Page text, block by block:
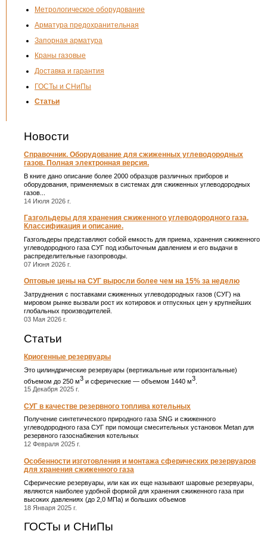
Метрологическое оборудование
Арматура предохранительная
Запорная арматура
Краны газовые
Доставка и гарантия
ГОСТы и СНиПы
Статьи
Новости
Справочник. Оборудование для сжиженных углеводородных
газов. Полная электронная версия.
В книге дано описание более 2000 образцов различных приборов и
оборудования, применяемых в системах для сжиженных углеводородных
газов...
14 Июля 2026 г.
Газгольдеры для хранения сжиженного углеводородного газа.
Классификация и описание.
Газгольдеры представляют собой емкость для приема, хранения сжиженного
углеводородного газа СУГ под избыточным давлением и его выдачи в
распределительные газопроводы.
07 Июня 2026 г.
Оптовые цены на СУГ выросли более чем на 15% за неделю
Затруднения с поставками сжиженных углеводородных газов (СУГ) на
мировом рынке вызвали рост их котировок и отпускных цен у крупнейших
глобальных производителей.
03 Мая 2026 г.
Статьи
Криогенные резервуары
Это цилиндрические резервуары (вертикальные или горизонтальные)
объемом до 250 м3 и сферические ― объемом 1440 м3
15 Декабря 2025 г.
СУГ в качестве резервного топлива котельных
Получение синтетического природного газа SNG и сжиженного
углеводородного газа СУГ при помощи смесительных установок Metan для
резервного газоснабжения котельных
12 Февраля 2025 г.
Особенности изготовления и монтажа сферических резервуаров
для хранения сжиженного газа
Сферические резервуары, или как их еще называют шаровые резервуары,
являются наиболее удобной формой для хранения сжиженного газа при
высоких давлениях (до 2,0 МПа) и больших объемов
18 Января 2025 г.
ГОСТы и СНиПы